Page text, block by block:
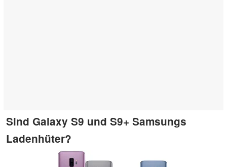
Sind Galaxy S9 und S9+ Samsungs
Ladenhüter?